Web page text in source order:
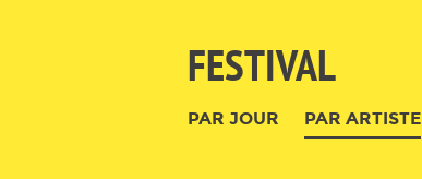
FESTIVAL
PAR JOUR PAR ARTISTE